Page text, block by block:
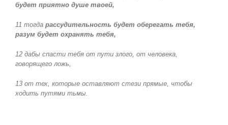
будет приятно душе твоей,
11 тогда рассудительность будет оберегать тебя,
разум будет охранять тебя,
12 дабы спасти тебя от пути злого, от человека,
говорящего ложь,
13 от тех, которые оставляют стези прямые, чтобы
ходить путями тьмы.